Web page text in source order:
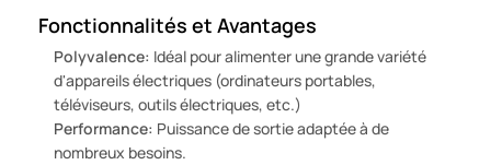
Fonctionnalités et Avantages
Polyvalence: Idéal pour alimenter une grande variété
d'appareils électriques (ordinateurs portables,
téléviseurs, outils électriques, etc.)
Performance: Puissance de sortie adaptée à de
nombreux besoins.